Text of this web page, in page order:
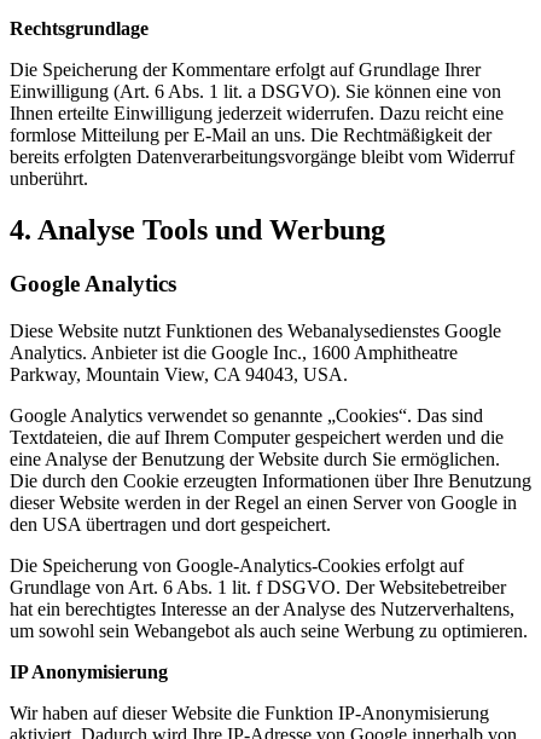
Rechtsgrundlage
Die Speicherung der Kommentare erfolgt auf Grundlage Ihrer
Einwilligung (Art. 6 Abs. 1 lit. a DSGVO). Sie können eine von
Ihnen erteilte Einwilligung jederzeit widerrufen. Dazu reicht eine
formlose Mitteilung per E-Mail an uns. Die Rechtmäßigkeit der
bereits erfolgten Datenverarbeitungsvorgänge bleibt vom Widerruf
unberührt.
4. Analyse Tools und Werbung
Google Analytics
Diese Website nutzt Funktionen des Webanalysedienstes Google
Analytics. Anbieter ist die Google Inc., 1600 Amphitheatre
Parkway, Mountain View, CA 94043, USA.
Google Analytics verwendet so genannte „Cookies“. Das sind
Textdateien, die auf Ihrem Computer gespeichert werden und die
eine Analyse der Benutzung der Website durch Sie ermöglichen.
Die durch den Cookie erzeugten Informationen über Ihre Benutzung
dieser Website werden in der Regel an einen Server von Google in
den USA übertragen und dort gespeichert.
Die Speicherung von Google-Analytics-Cookies erfolgt auf
Grundlage von Art. 6 Abs. 1 lit. f DSGVO. Der Websitebetreiber
hat ein berechtigtes Interesse an der Analyse des Nutzerverhaltens,
um sowohl sein Webangebot als auch seine Werbung zu optimieren.
IP Anonymisierung
Wir haben auf dieser Website die Funktion IP-Anonymisierung
aktiviert. Dadurch wird Ihre IP-Adresse von Google innerhalb von